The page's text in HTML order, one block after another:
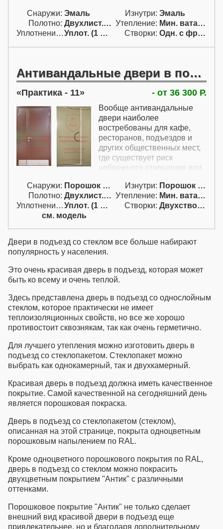
Снаружи: Эмаль Изнутри: Эмаль
Полотно:
Двухлист. проф. Утепление:
Мин. вата / пенопл.
Уплотнение:
Уплот. (1 конт.) Створки: Одн. с фрам. сбок. и сверх. (АБВ)
Антивандальные двери в подъезд
Практика - 11 - от 36 300 Р.
Вообще антивандальные
двери наиболее
востребованы для кафе,
ресторанов, подъездов и
других общественных мест,
где существует риск
небрежного отношения или
антивандальная дверь
защищена от рисунков на
поверхности с помощью
механических и других
повреждений низа полотна и
порога, а также довольно
устойчива к царапинам
благодаря особо
износостойкому покрытию.
мероприятиям эта дверь
очень хорошо подойдет для
ресторана, кафе, подъезда
или другого общественного
модель главным образом
предназначена для
подъезда, поэтому замок в
всегда можно добавить.
Дверь рассчитана на
средний размер по
больнице: ширину 1200 мм и
высоту 2050 мм. Если
требуется, то можно
изготовить изделие и
больших размеров,
например высотой 2500 мм,
но при этом цена
Снаружи: Порошок RAL Изнутри:
Порошок RAL
Полотно:
Двухлист. проф. Утепление:
Мин. вата / пенопл.
Уплотнение:
Уплот. (1 конт.) Створки:
Двухстворчатая (Д)
см. модель
Двери в подъезд со стеклом все больше набирают
популярность у населения.
Это очень красивая дверь в подъезд, которая может
быть ко всему и очень теплой.
Здесь представлена дверь в подъезд со однослойным
стеклом, которое практически не имеет
теплоизоляционных свойств, но все же хорошо
противостоит сквознякам, так как очень герметично.
Для лучшего утепления можно изготовить дверь в
подъезд со стеклопакетом. Стеклопакет можно
выбрать как однокамерный, так и двухкамерный.
Красивая дверь в подъезд должна иметь качественное
покрытие. Самой качественной на сегодняшний день
является порошковая покраска.
Дверь в подъезд со стеклопакетом (стеклом),
описанная на этой странице, покрыта одноцветным
порошковым напылением по RAL.
Кроме одноцветного порошкового покрытия по RAL,
дверь в подъезд со стеклом можно покрасить
двухцветным покрытием "Антик" с различными
оттенками.
Порошковое покрытие "Антик" не только сделает
внешний вид красивой двери в подъезд еще
привлекательнее, но и благодаря дополнительному